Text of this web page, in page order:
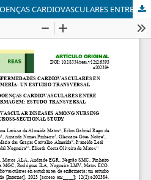
FATORES DE RISCO PARA DOENÇAS CARDIOVASCULARES ENTRE ACADÊMICOS DE ENFERMAGEM: ESTUDO TRANSVERSAL